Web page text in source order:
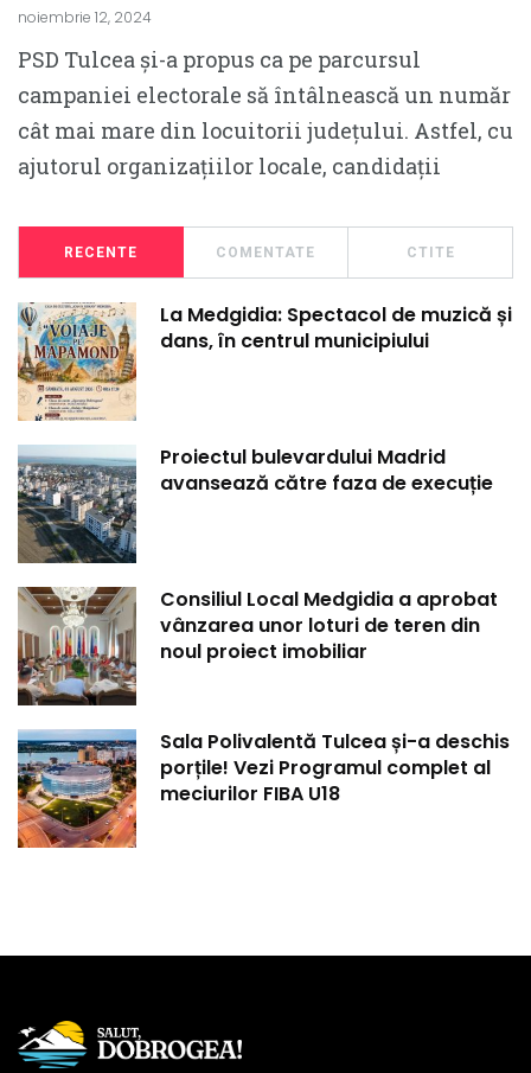
noiembrie 12, 2024
PSD Tulcea și-a propus ca pe parcursul
campaniei electorale să întâlnească un număr
cât mai mare din locuitorii județului. Astfel, cu
ajutorul organizațiilor locale, candidații
RECENTE COMENTATE CTITE
La Medgidia: Spectacol de muzică și
dans, în centrul municipiului
Proiectul bulevardului Madrid
avansează către faza de execuție
Consiliul Local Medgidia a aprobat
vânzarea unor loturi de teren din
noul proiect imobiliar
Sala Polivalentă Tulcea și-a deschis
porțile! Vezi Programul complet al
meciurilor FIBA U18